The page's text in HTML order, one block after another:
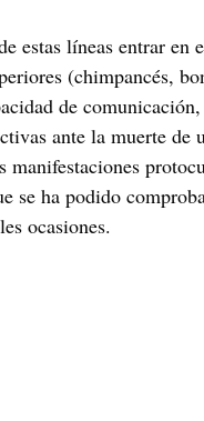
estas líneas entrar en
(chimpancés,
de
ante la muerte de
manifestaciones
se ha podido
ocasiones.